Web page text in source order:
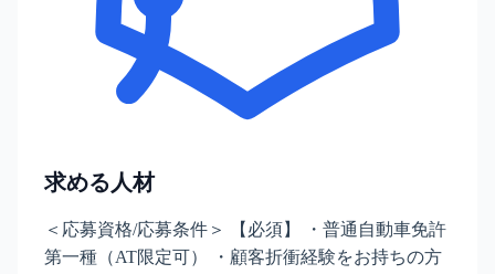
求める人材
＜応募資格/応募条件＞ 【必須】 ・普通自動車免許
第一種（AT限定可） ・顧客折衝経験をお持ちの方